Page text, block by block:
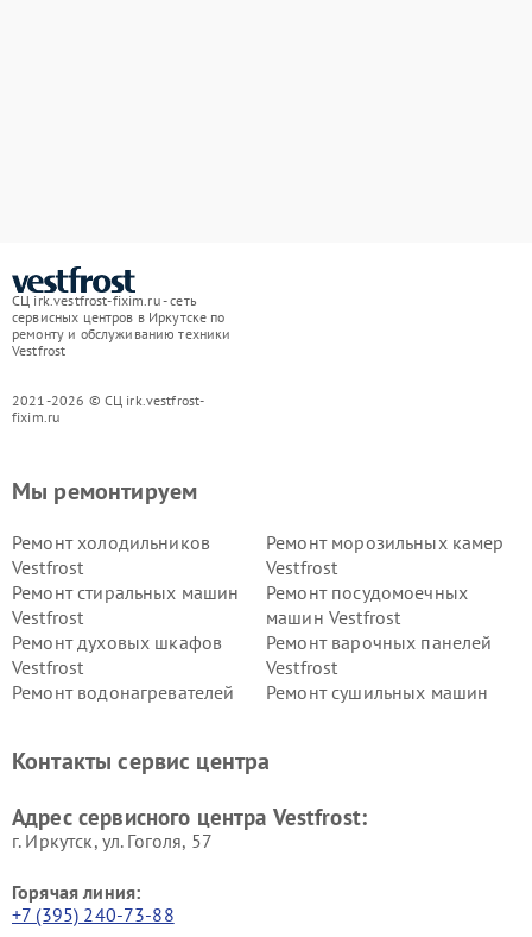
СЦ irk.vestfrost-fixim.ru - сеть
сервисных центров в Иркутске по
ремонту и обслуживанию техники
Vestfrost
2021-2026 © СЦ irk.vestfrost-
fixim.ru
Мы ремонтируем
Ремонт холодильников
Vestfrost
Ремонт морозильных камер
Vestfrost
Ремонт стиральных машин
Vestfrost
Ремонт посудомоечных
машин Vestfrost
Ремонт духовых шкафов
Vestfrost
Ремонт варочных панелей
Vestfrost
Ремонт водонагревателей
Ремонт сушильных машин
Vestfrost
Контакты сервис центра
Адрес сервисного центра Vestfrost:
г. Иркутск, ул. ​Гоголя, 57
Горячая линия:
+7 (395) 240-73-88